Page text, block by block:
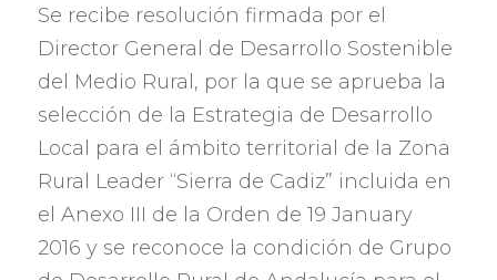
Se recibe resolución firmada por el
Director General de Desarrollo Sostenible
del Medio Rural , por la que se aprueba la
selección de la Estrategia de Desarrollo
Local para el ámbito territorial de la Zona
Rural Leader“Sierra de Cadiz” incluida en
el Anexo III de la Orden de 19 January
2016 y se reconoce la condición de Grupo